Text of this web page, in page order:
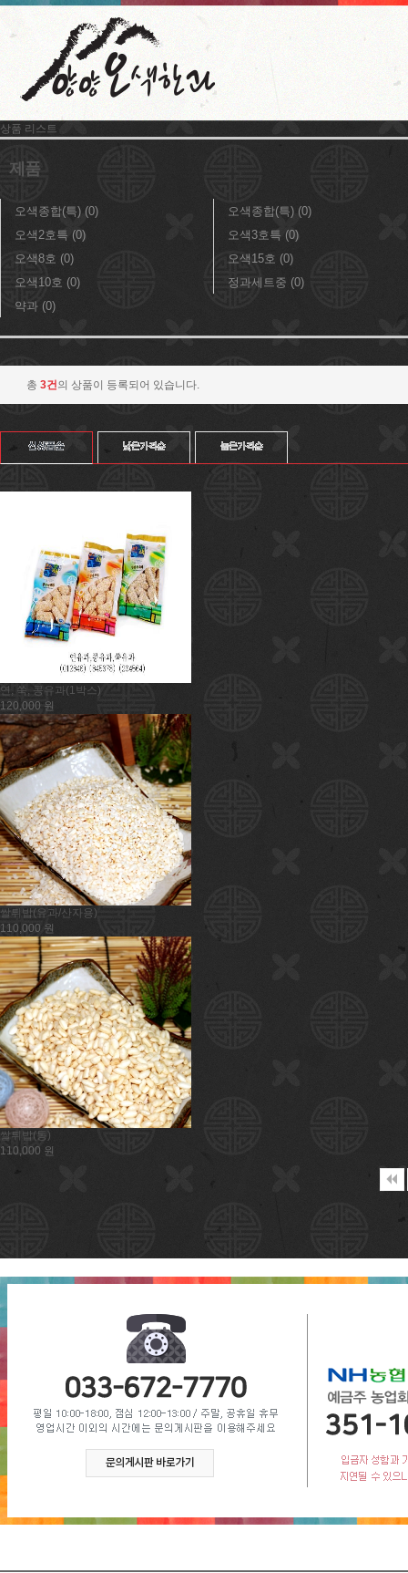
상품 리스트
제품
오색종합(특) (0)
오색종합(특) (0)
오색2호특 (0)
오색3호특 (0)
오색8호 (0)
오색15호 (0)
오색10호 (0)
정과세트중 (0)
약과 (0)
총3건의 상품이 등록되어 있습니다.
연, 쑥, 콩유과(1박스)
120,000 원
쌀튀밥(유과/산자용)
110,000 원
쌀튀밥(통)
110,000 원